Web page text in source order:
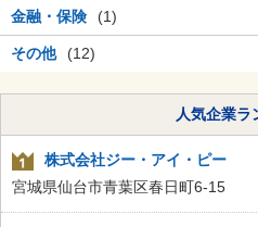
金融・保険 (1)
その他 (12)
人気企業ラ
株式会社ジー・アイ・ピー
宮城県仙台市青葉区春日町6-15